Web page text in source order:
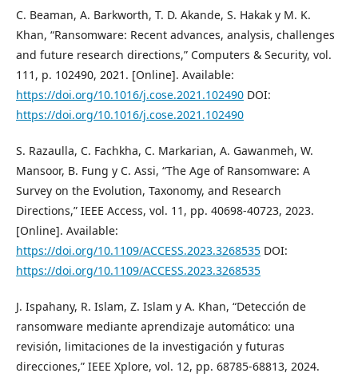
C. Beaman, A. Barkworth, T. D. Akande, S. Hakak y M. K.
Khan, “Ransomware: Recent advances, analysis, challenges
and future research directions,” Computers & Security, vol.
111, p. 102490, 2021. [Online]. Available:
https://doi.org/10.1016/j.cose.2021.102490 DOI:
https://doi.org/10.1016/j.cose.2021.102490
S. Razaulla, C. Fachkha, C. Markarian, A. Gawanmeh, W.
Mansoor, B. Fung y C. Assi, “The Age of Ransomware: A
Survey on the Evolution, Taxonomy, and Research
Directions,” IEEE Access, vol. 11, pp. 40698-40723, 2023.
[Online]. Available:
https://doi.org/10.1109/ACCESS.2023.3268535 DOI:
https://doi.org/10.1109/ACCESS.2023.3268535
J. Ispahany, R. Islam, Z. Islam y A. Khan, “Detección de
ransomware mediante aprendizaje automático: una
revisión, limitaciones de la investigación y futuras
direcciones,” IEEE Xplore, vol. 12, pp. 68785-68813, 2024.